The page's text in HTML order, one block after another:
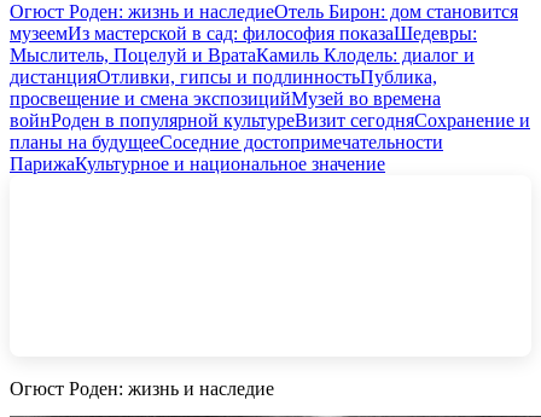
Огюст Роден: жизнь и наследиеОтель Бирон: дом становится
музеемИз мастерской в сад: философия показаШедевры:
Мыслитель, Поцелуй и ВратаКамиль Клодель: диалог и
дистанцияОтливки, гипсы и подлинностьПублика,
просвещение и смена экспозицийМузей во времена
войнРоден в популярной культуреВизит сегодняСохранение и
планы на будущееСоседние достопримечательности
ПарижаКультурное и национальное значение
Огюст Роден: жизнь и наследие